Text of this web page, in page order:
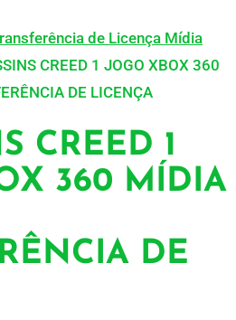
de Licença Mídia
CREED 1 JOGO XBOX 360
DE LICENÇA
CREED 1
360 MÍDIA
DE